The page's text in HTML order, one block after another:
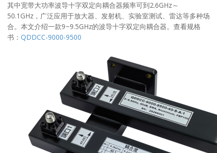
其中宽带大功率波导十字双定向耦合器频率可到2.6GHz～
50.1GHz，广泛应用于放大器、发射机、实验室测试、雷达等多种场
合。本文介绍一款9~9.5GHz的波导十字双定向耦合器。查看规格
书： QDDCC-9000-9500